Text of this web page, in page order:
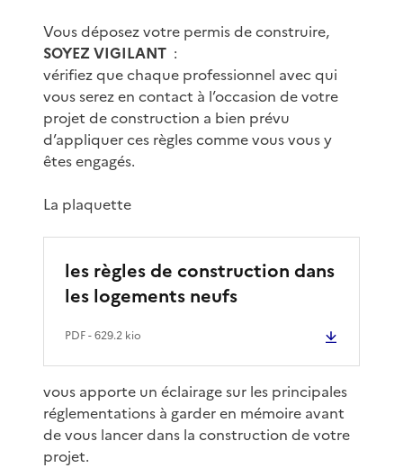
Vous déposez votre permis de construire,
SOYEZ VIGILANT :
vérifiez que chaque professionnel avec qui
vous serez en contact à l’occasion de votre
projet de construction a bien prévu
d’appliquer ces règles comme vous vous y
êtes engagés.
La plaquette
les règles de construction dans
les logements neufs
PDF- 629.2 kio
vous apporte un éclairage sur les principales
réglementations à garder en mémoire avant
de vous lancer dans la construction de votre
projet.